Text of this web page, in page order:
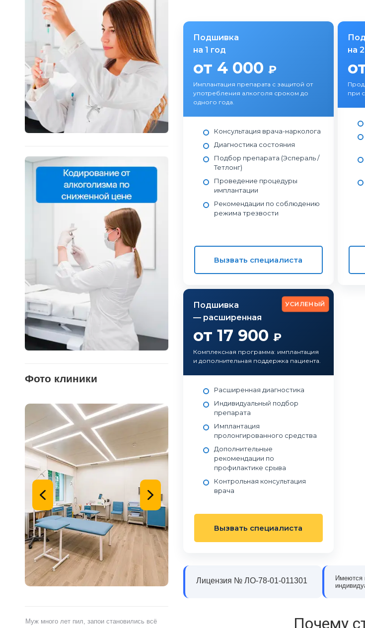
Фото клиники
Муж много лет пил, запои становились всё
Я сам обратился в наркологическую клинику
Обращались в
Подшивка
на 1 год
от 4 000 ₽
Имплантация препарата с защитой от
употребления алкоголя сроком до
одного года.
Консультация врача-нарколога
Диагностика состояния
Подбор препарата (Эспераль /
Тетлонг)
Проведение процедуры
имплантации
Рекомендации по соблюдению
режима трезвости
Вызвать специалиста
на
при
УСИЛЕНЫЙ
Подшивка
— расширенная
от 17 900 ₽
Комплексная программа: имплантация
и дополнительная поддержка пациента.
Расширенная диагностика
Индивидуальный подбор
препарата
Имплантация
пролонгированного средства
Дополнительные
рекомендации по
профилактике срыва
Контрольная консультация
врача
Вызвать специалиста
Лицензия № ЛО-78-01-011301
Имеются
Почему